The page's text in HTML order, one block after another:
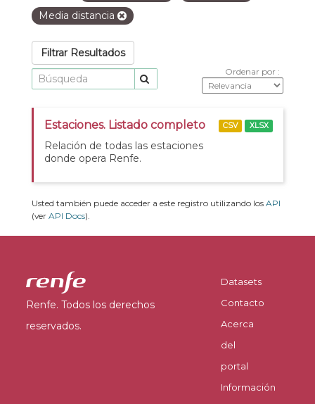
Media distancia
Filtrar Resultados
Ordenar por
Estaciones. Listado completo
Relación de todas las estaciones
donde opera Renfe.
CSV XLSX
Usted también puede acceder a este registro utilizando los API
(ver API Docs).
Renfe. Todos los derechos
reservados.
Datasets
Contacto
Acerca
del
portal
Información